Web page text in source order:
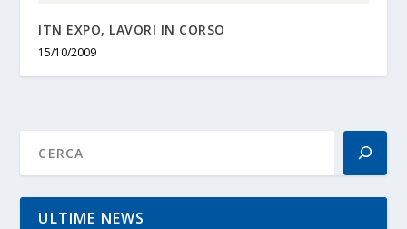
ITN EXPO, LAVORI IN CORSO
15/10/2009
ULTIME NEWS